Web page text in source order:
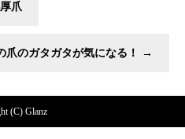
爪
爪のガタガタが気になる！ →
(C) Glanz